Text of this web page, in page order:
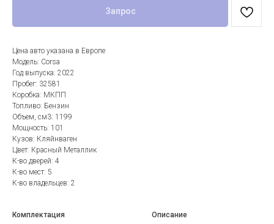
Запрос
Цена авто указана в Европе
Модель: Corsa
Год выпуска: 2022
Пробег: 32581
Коробка: МКПП
Топливо: Бензин
Объем, см3: 1199
Мощность: 101
Кузов: Кляйнваген
Цвет: Красный Металлик
К-во дверей: 4
К-во мест: 5
К-во владельцев: 2
Комплектация Описание